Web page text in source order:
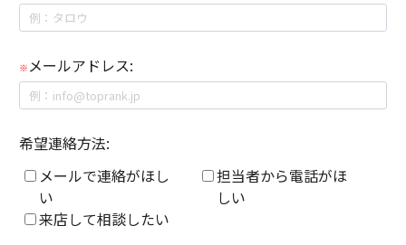
※ メールアドレス:
希望連絡方法:
メールで連絡がほし
い
担当者から電話がほ
しい
来店して相談したい